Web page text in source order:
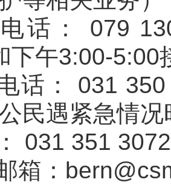
话： 079
下午3:00-5:00
话： 031
民遇紧急情
031 351 3072
箱：